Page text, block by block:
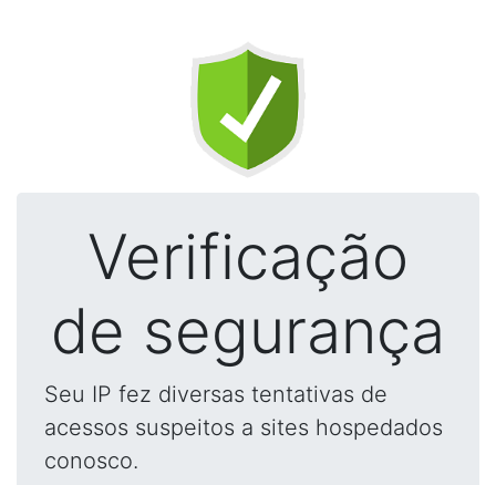
Verificação
de segurança
Seu IP fez diversas tentativas de
acessos suspeitos a sites hospedados
conosco.